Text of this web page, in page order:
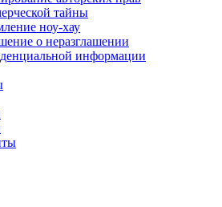
тайны
ноу-хау
о неразглашении
информации